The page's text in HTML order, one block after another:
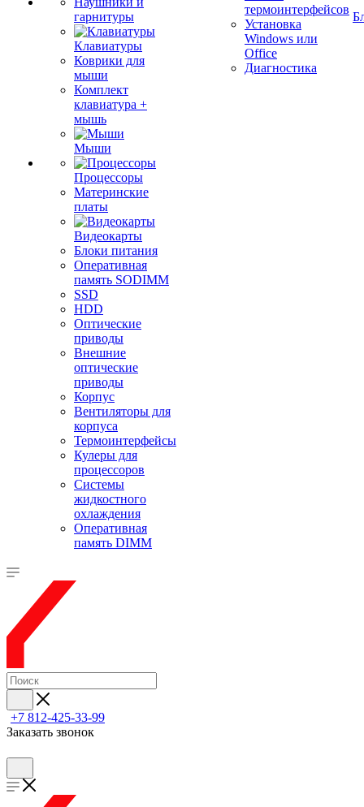
гарнитуры
Клавиатуры
Коврики для
мыши
Комплект
клавиатура +
мышь
Мыши
Процессоры
Материнские
платы
Видеокарты
Блоки питания
Оперативная
память SODIMM
SSD
HDD
Оптические
приводы
Внешние
оптические
приводы
Корпус
Вентиляторы для
корпуса
Термоинтерфейсы
Кулеры для
процессоров
Системы
жидкостного
охлаждения
Оперативная
память DIMM
термоинтерфейсов
Установка
Windows или
Office
Диагностика
+7 812-425-33-99
Заказать звонок